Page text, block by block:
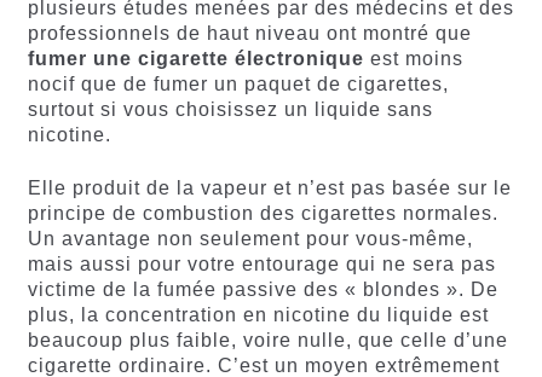
plusieurs études menées par des médecins et des
professionnels de haut niveau ont montré que
fumer une cigarette électronique est moins
nocif que de fumer un paquet de cigarettes,
surtout si vous choisissez un liquide sans
nicotine.
Elle produit de la vapeur et n’est pas basée sur le
principe de combustion des cigarettes normales.
Un avantage non seulement pour vous-même,
mais aussi pour votre entourage qui ne sera pas
victime de la fumée passive des « blondes ». De
plus, la concentration en nicotine du liquide est
beaucoup plus faible, voire nulle, que celle d’une
cigarette ordinaire. C’est un moyen extrêmement